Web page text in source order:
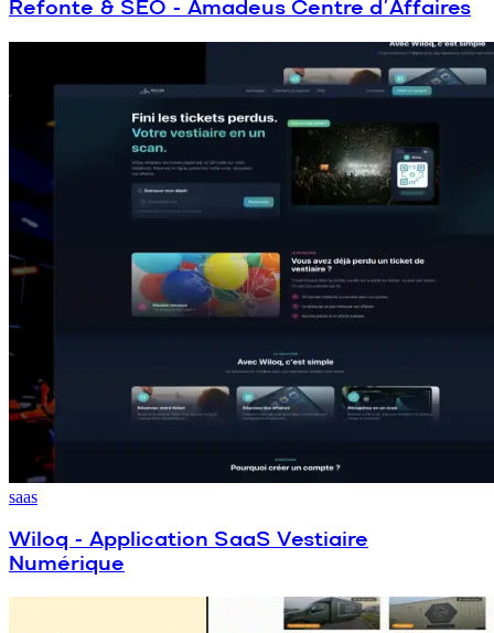
Refonte & SEO - Amadeus Centre d’Affaires
saas
Wiloq - Application SaaS Vestiaire
Numérique